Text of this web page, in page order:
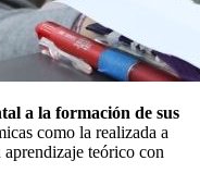
a la formación de sus
como la realizada a
teórico con